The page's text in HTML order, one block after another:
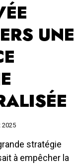
UNE
2025
stratégie
à empêcher la